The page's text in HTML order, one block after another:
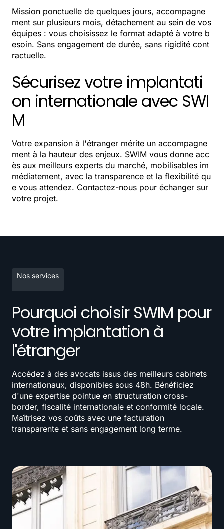
Mission ponctuelle de quelques jours, accompagne
ment sur plusieurs mois, détachement au sein de vos
équipes : vous choisissez le format adapté à votre b
esoin. Sans engagement de durée, sans rigidité cont
ractuelle.
Sécurisez votre implantati
on internationale avec SWI
M
Votre expansion à l'étranger mérite un accompagne
ment à la hauteur des enjeux. SWIM vous donne acc
ès aux meilleurs experts du marché, mobilisables im
médiatement, avec la transparence et la flexibilité qu
e vous attendez. Contactez-nous pour échanger sur
votre projet.
Nos services
Pourquoi choisir SWIM pour
votre implantation à
l'étranger
Accédez à des avocats issus des meilleurs cabinets
internationaux, disponibles sous 48h. Bénéficiez
d'une expertise pointue en structuration cross-
border, fiscalité internationale et conformité locale.
Maîtrisez vos coûts avec une facturation
transparente et sans engagement long terme.